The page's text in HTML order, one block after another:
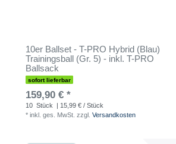
10er Ballset - T-PRO Hybrid (Blau)
Trainingsball (Gr. 5) - inkl. T-PRO
Ballsack
sofort lieferbar
159,90 € *
10 Stück
| 15,99 € / Stück
* inkl. ges. MwSt. zzgl. Versandkosten